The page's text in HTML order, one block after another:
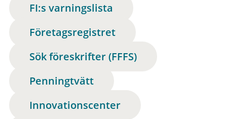
FI:s varningslista
Företagsregistret
Sök föreskrifter (FFFS)
Penningtvätt
Innovationscenter